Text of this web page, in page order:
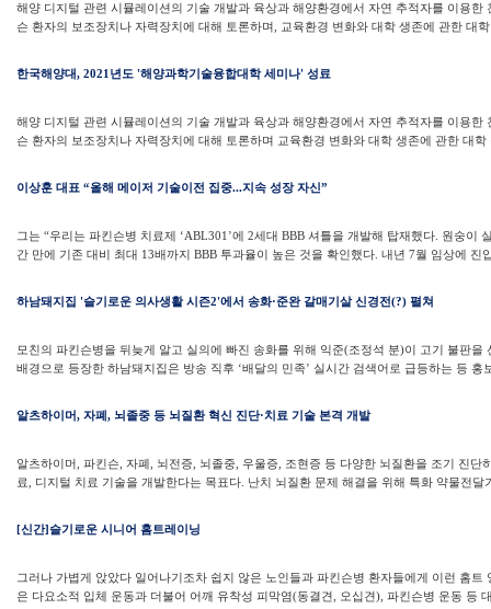
해양 디지털 관련 시뮬레이션의 기술 개발과 육상과 해양환경에서 자연 추적자를 이용한
슨 환자의 보조장치나 자력장치에 대해 토론하며, 교육환경 변화와 대학 생존에 관한 대
한국해양대, 2021년도 '해양과학기술융합대학 세미나' 성료
해양 디지털 관련 시뮬레이션의 기술 개발과 육상과 해양환경에서 자연 추적자를 이용한
슨 환자의 보조장치나 자력장치에 대해 토론하며 교육환경 변화와 대학 생존에 관한 대학
이상훈 대표 “올해 메이저 기술이전 집중...지속 성장 자신”
그는 “우리는 파킨슨병 치료제 ‘ABL301’에 2세대 BBB 셔틀을 개발해 탑재했다. 원숭이
간 만에 기존 대비 최대 13배까지 BBB 투과율이 높은 것을 확인했다. 내년 7월 임상에 진
하남돼지집 '슬기로운 의사생활 시즌2'에서 송화·준완 갈매기살 신경전(?) 펼쳐
모친의 파킨슨병을 뒤늦게 알고 실의에 빠진 송화를 위해 익준(조정석 분)이 고기 불판을
배경으로 등장한 하남돼지집은 방송 직후 ‘배달의 민족’ 실시간 검색어로 급등하는 등 홍
알츠하이머, 자폐, 뇌졸중 등 뇌질환 혁신 진단·치료 기술 본격 개발
알츠하이머, 파킨슨, 자폐, 뇌전증, 뇌졸중, 우울증, 조현증 등 다양한 뇌질환을 조기 진단
료, 디지털 치료 기술을 개발한다는 목표다. 난치 뇌질환 문제 해결을 위해 특화 약물전달
[신간]슬기로운 시니어 홈트레이닝
그러나 가볍게 앉았다 일어나기조차 쉽지 않은 노인들과 파킨슨병 환자들에게 이런 홈트
은 다요소적 입체 운동과 더불어 어깨 유착성 피막염(동결견, 오십견), 파킨슨병 운동 등